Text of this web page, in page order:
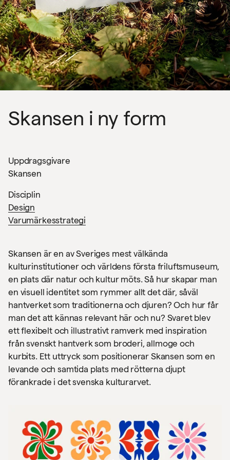
Skansen i ny form
Uppdragsgivare
Skansen
Disciplin
Design
Varumärkesstrategi
Skansen är en av Sveriges mest välkända
kulturinstitutioner och världens första friluftsmuseum,
en plats där natur och kultur möts. Så hur skapar man
en visuell identitet som rymmer allt det där, såväl
hantverket som traditionerna och djuren? Och hur får
man det att kännas relevant här och nu? Svaret blev
ett flexibelt och illustrativt ramverk med inspiration
från svenskt hantverk som broderi, allmoge och
kurbits. Ett uttryck som positionerar Skansen som en
levande och samtida plats med rötterna djupt
förankrade i det svenska kulturarvet.